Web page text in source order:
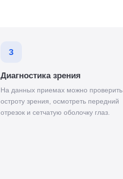
3
Диагностика зрения
На данных приемах можно проверить
остроту зрения, осмотреть передний
отрезок и сетчатую оболочку глаз.